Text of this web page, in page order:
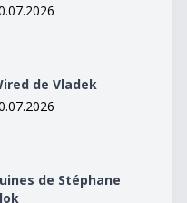
de Vladek
de Stéphane